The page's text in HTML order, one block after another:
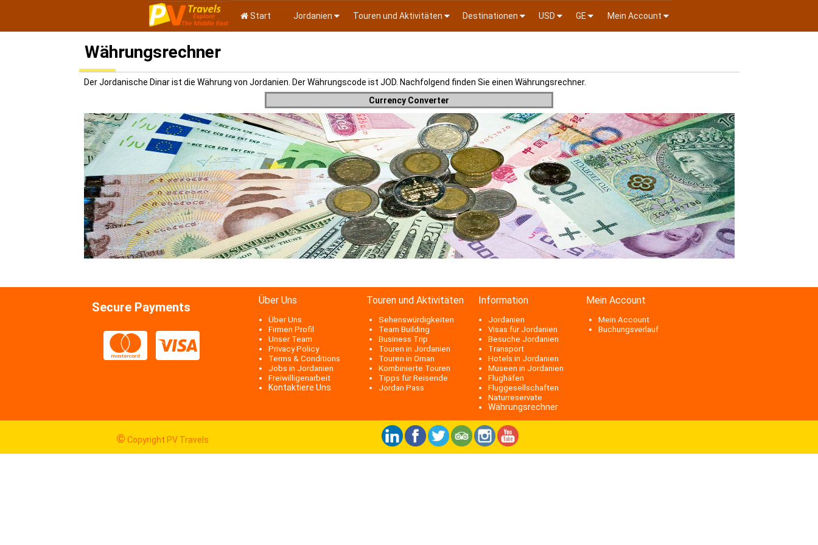
Start Jordanien Touren und Aktivitäten Destinationen USD GE Mein Account
Währungsrechner
Der Jordanische Dinar ist die Währung von Jordanien. Der Währungscode ist JOD. Nachfolgend finden Sie einen Währungsrechner.
Currency Converter
Secure Payments Über Uns
Über Uns
Firmen Profil
Unser Team
Privacy Policy
Terms & Conditions
Jobs in Jordanien
Freiwilligenarbeit
Kontaktiere Uns
Touren und Aktivitäten
Sehenswürdigkeiten
Team Building
Business Trip
Touren in Jordanien
Touren in Oman
Kombinierte Touren
Tipps für Reisende
Jordan Pass
Information
Jordanien
Visas für Jordanien
Besuche Jordanien
Transport
Hotels in Jordanien
Museen in Jordanien
Flughäfen
Fluggesellschaften
Naturreservate
Währungsrechner
Mein Account
Mein Account
Buchungsverlauf
© Copyright PV Travels